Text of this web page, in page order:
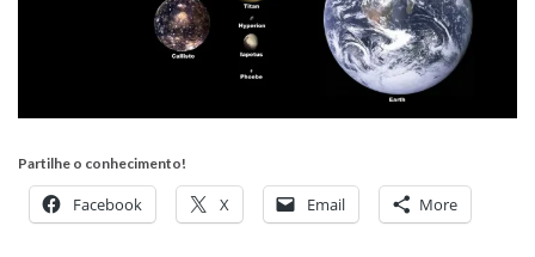
Partilhe o conhecimento!
Facebook X Email More